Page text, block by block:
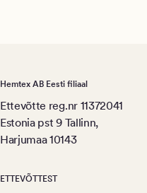
Hemtex AB Eesti filiaal
Ettevõtte reg.nr 11372041
Estonia pst 9 Tallinn,
Harjumaa 10143
ETTEVÕTTEST